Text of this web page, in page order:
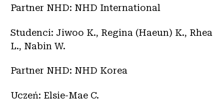
Partner NHD: NHD International
Studenci: Jiwoo K., Regina (Haeun) K., Rhea
L., Nabin W.
Partner NHD: NHD Korea
Uczeń: Elsie-Mae C.